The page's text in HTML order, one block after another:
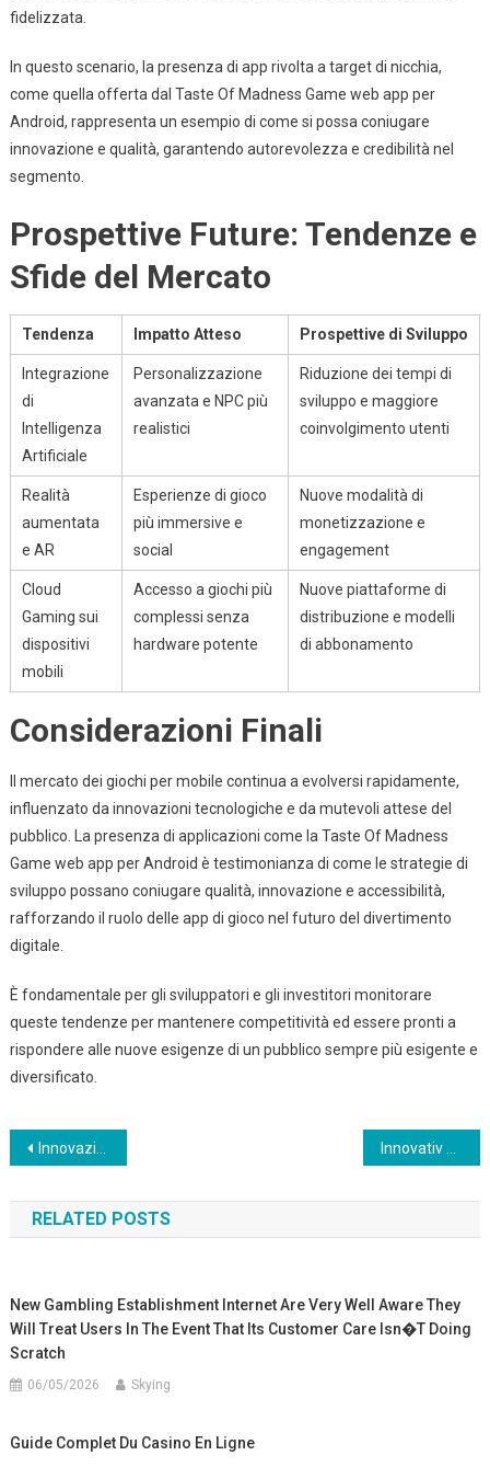
fidelizzata.
In questo scenario, la presenza di app rivolta a target di nicchia,
come quella offerta dal Taste Of Madness Game web app per
Android, rappresenta un esempio di come si possa coniugare
innovazione e qualità, garantendo autorevolezza e credibilità nel
segmento.
Prospettive Future: Tendenze e
Sfide del Mercato
Tendenza Impatto Atteso Prospettive di Sviluppo
Integrazione
di
Intelligenza
Artificiale
Personalizzazione
avanzata e NPC più
realistici
Riduzione dei tempi di
sviluppo e maggiore
coinvolgimento utenti
Realità
aumentata
e AR
Esperienze di gioco
più immersive e
social
Nuove modalità di
monetizzazione e
engagement
Cloud
Gaming sui
dispositivi
mobili
Accesso a giochi più
complessi senza
hardware potente
Nuove piattaforme di
distribuzione e modelli
di abbonamento
Considerazioni Finali
Il mercato dei giochi per mobile continua a evolversi rapidamente,
influenzato da innovazioni tecnologiche e da mutevoli attese del
pubblico. La presenza di applicazioni come la Taste Of Madness
Game web app per Android è testimonianza di come le strategie di
sviluppo possano coniugare qualità, innovazione e accessibilità,
rafforzando il ruolo delle app di gioco nel futuro del divertimento
digitale.
È fondamentale per gli sviluppatori e gli investitori monitorare
queste tendenze per mantenere competitività ed essere pronti a
rispondere alle nuove esigenze di un pubblico sempre più esigente e
diversificato.
Post
navigation
Innovazione nel settore delle app per la gestione aziendale: il ruolo delle soluzioni mobile intelligenti
RELATED POSTS
New Gambling Establishment Internet Are Very Well Aware They
Will Treat Users In The Event That Its Customer Care Isn�t Doing
Scratch
06/05/2026 Skying
Guide Complet Du Casino En Ligne